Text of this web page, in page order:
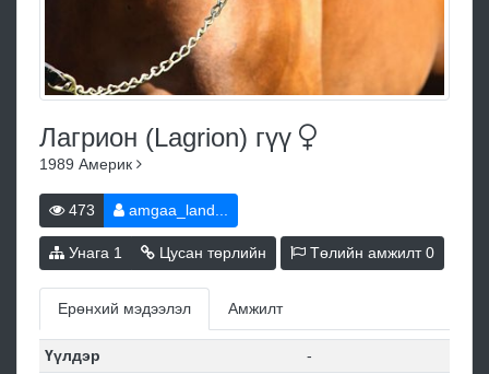
Лагрион (Lagrion) гүү
1989 Америк
473 amgaa_land...
Унага 1 Цусан төрлийн Төлийн амжилт0
Ерөнхий мэдээлэл Амжилт
Үүлдэр
-